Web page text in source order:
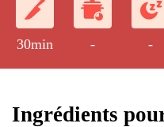
30min - -
Ingrédients